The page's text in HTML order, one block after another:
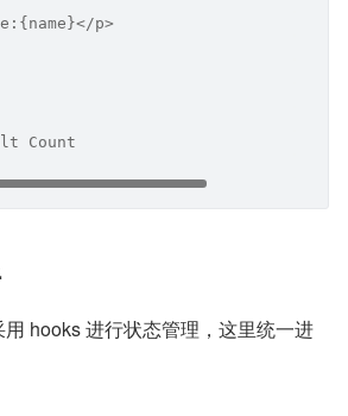
p>
Count
hooks 进行状态管理，这里统一进